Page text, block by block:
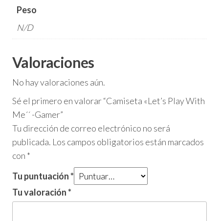
Peso
N/D
Valoraciones
No hay valoraciones aún.
Sé el primero en valorar “Camiseta «Let’s Play With
Me´´ -Gamer”
Tu dirección de correo electrónico no será
publicada. Los campos obligatorios están marcados
con *
Tu puntuación*
Tu valoración*